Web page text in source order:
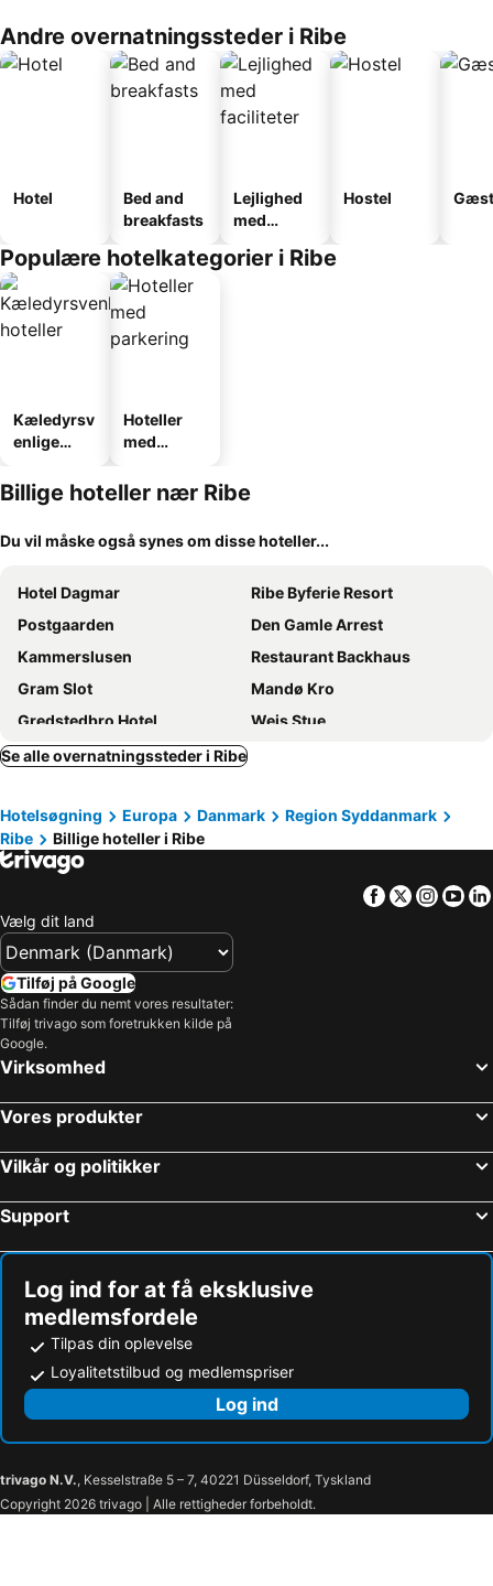
Andre overnatningssteder i Ribe
Hotel
Bed and
breakfasts
Lejlighed
med
Hostel
Populære hotelkategorier i Ribe
Kæledyrsv
enlige
Hoteller
med
Billige hoteller nær Ribe
Du vil måske også synes om disse hoteller...
Hotel Dagmar
Ribe Byferie Resort
Postgaarden
Den Gamle Arrest
Kammerslusen
Restaurant Backhaus
Gram Slot
Mandø Kro
Gredstedbro Hotel
Weis Stue
Ferienzimmervermietung Reitferien
Klithus Mandø
Drivvejens B&b
Ribehoj
Kromann's Hotel
Den Gamle Kro
Fanø
Fanø/Sønderho
Se alle overnatningssteder i Ribe
Hotelsøgning Europa Danmark
Region Syddanmark
Ribe
Billige hoteller i Ribe
Facebook
Twitter
Vælg dit land
Tilføj på Google
Sådan finder du nemt vores resultater:
Tilføj trivago som foretrukken kilde på
Google.
Virksomhed
Vores produkter
Vilkår og politikker
Support
Log ind for at få eksklusive
medlemsfordele
Tilpas din oplevelse
Loyalitetstilbud og medlemspriser
Log ind
trivago N.V., Kesselstraße 5 – 7, 40221 Düsseldorf, Tyskland
Copyright 2026 trivago | Alle rettigheder forbeholdt.